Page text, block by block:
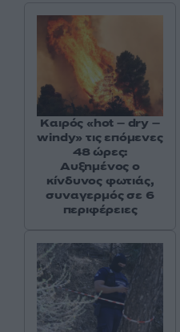
Καιρός «hot – dry –
windy» τις επόμενες
48 ώρες:
Αυξημένος ο
κίνδυνος φωτιάς,
συναγερμός σε 6
περιφέρειες